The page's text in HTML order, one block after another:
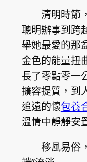
清明時節
聰明辦事到跨
舉她最愛的那
金色的能量扭
長了零點零一
擴容提質，到
追遠的懷包養
溫情中靜靜安
移風易俗